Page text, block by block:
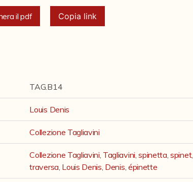
il pdf Copia link
TAG.B14
Louis Denis
Collezione Tagliavini
Collezione Tagliavini, Tagliavini,spinetta,spinet,
traversa, Louis Denis, Denis, épinette